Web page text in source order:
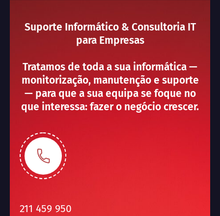
Suporte Informático & Consultoria IT
para Empresas
Tratamos de toda a sua informática —
monitorização, manutenção e suporte
— para que a sua equipa se foque no
que interessa: fazer o negócio crescer.
211 459 950